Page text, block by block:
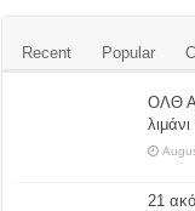
Recent Popular
ΟΛΘ
21